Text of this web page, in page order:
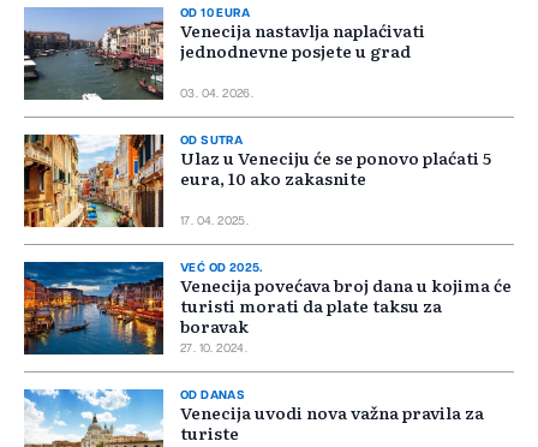
OD 10 EURA
Venecija nastavlja naplaćivati
jednodnevne posjete u grad
03. 04. 2026.
OD SUTRA
Ulaz u Veneciju će se ponovo plaćati 5
eura, 10 ako zakasnite
17. 04. 2025.
VEĆ OD 2025.
Venecija povećava broj dana u kojima će
turisti morati da plate taksu za
boravak
27. 10. 2024.
OD DANAS
Venecija uvodi nova važna pravila za
turiste